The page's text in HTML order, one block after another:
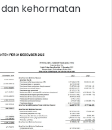
kehormatan